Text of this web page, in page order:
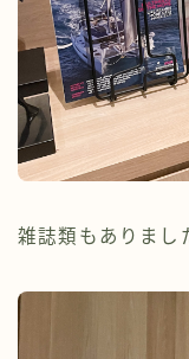
雑誌類もありまし